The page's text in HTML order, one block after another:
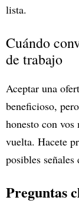
lista.
Cuándo
de trabajo
Aceptar una
beneficioso,
honesto con
vuelta. Hacete
posibles señales
Preguntas